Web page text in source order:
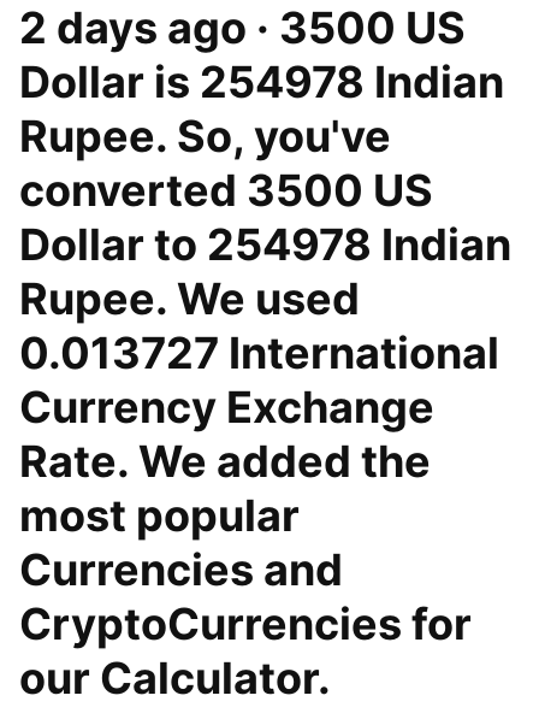
2 days ago · 3500 US
Dollar is 254978 Indian
Rupee. So, you've
converted 3500 US
Dollar to 254978 Indian
Rupee. We used
0.013727 International
Currency Exchange
Rate. We added the
most popular
Currencies and
CryptoCurrencies for
our Calculator.